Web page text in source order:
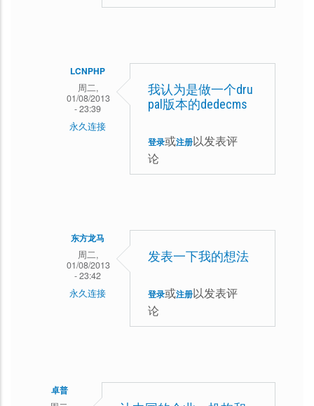
LCNPHP
周二,
01/08/2013
- 23:39
永久连接
思
考
后
而
我认为是做一个dru
pal版本的dedecms
登录或注册以发表评
论
东方龙马
周二,
01/08/2013
- 23:42
永久连接
发表一下我的想法
登录或注册以发表评
论
卓普